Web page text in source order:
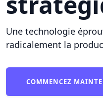
Une technologie
radicalement la
COMMENCEZ